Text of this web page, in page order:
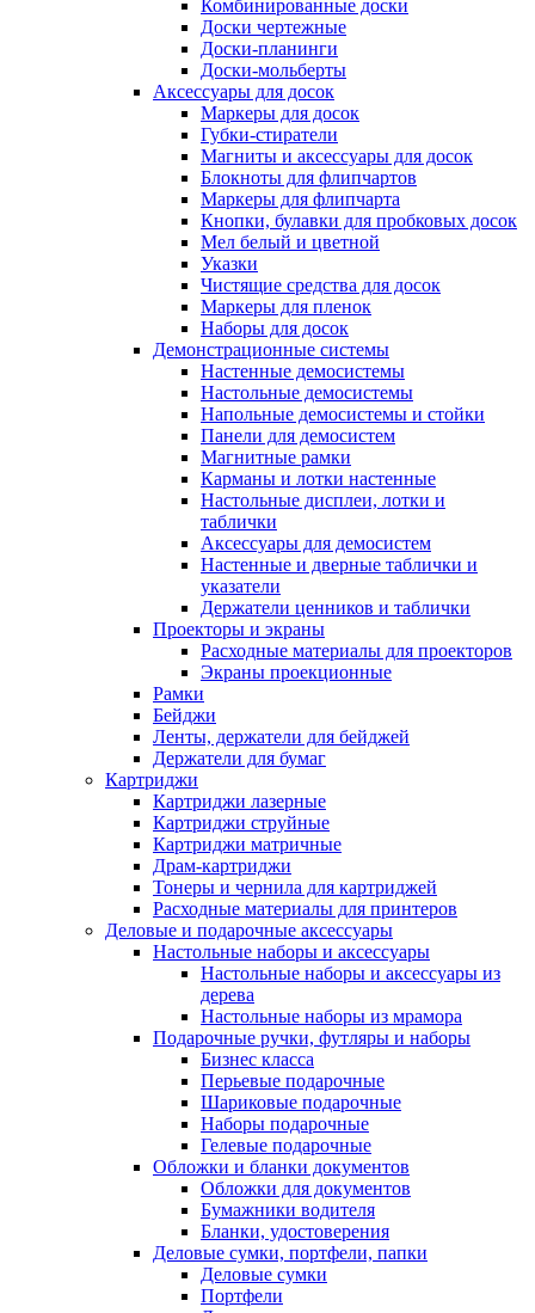
Комбинированные доски
Доски чертежные
Доски-планинги
Доски-мольберты
Аксессуары для досок
Маркеры для досок
Губки-стиратели
Магниты и аксессуары для досок
Блокноты для флипчартов
Маркеры для флипчарта
Кнопки, булавки для пробковых досок
Мел белый и цветной
Указки
Чистящие средства для досок
Маркеры для пленок
Наборы для досок
Демонстрационные системы
Настенные демосистемы
Настольные демосистемы
Напольные демосистемы и стойки
Панели для демосистем
Магнитные рамки
Карманы и лотки настенные
Настольные дисплеи, лотки и
таблички
Аксессуары для демосистем
Настенные и дверные таблички и
указатели
Держатели ценников и таблички
Проекторы и экраны
Расходные материалы для проекторов
Экраны проекционные
Рамки
Бейджи
Ленты, держатели для бейджей
Держатели для бумаг
Картриджи
Картриджи лазерные
Картриджи струйные
Картриджи матричные
Драм-картриджи
Тонеры и чернила для картриджей
Расходные материалы для принтеров
Деловые и подарочные аксессуары
Настольные наборы и аксессуары
Настольные наборы и аксессуары из
дерева
Настольные наборы из мрамора
Подарочные ручки, футляры и наборы
Бизнес класса
Перьевые подарочные
Шариковые подарочные
Наборы подарочные
Гелевые подарочные
Обложки и бланки документов
Обложки для документов
Бумажники водителя
Бланки, удостоверения
Деловые сумки, портфели, папки
Деловые сумки
Портфели